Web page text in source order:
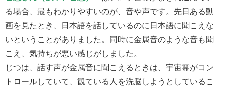
る場合、最もわかりやすいのが、音や声です。先日ある動
画を見たとき、日本語を話しているのに日本語に聞こえな
いということがありました。同時に金属音のような音も聞
こえ、気持ちが悪い感じがしました。
じつは、話す声が金属音に聞こえるときは、宇宙霊がコン
トロールしていて、観ている人を洗脳しようとしているこ